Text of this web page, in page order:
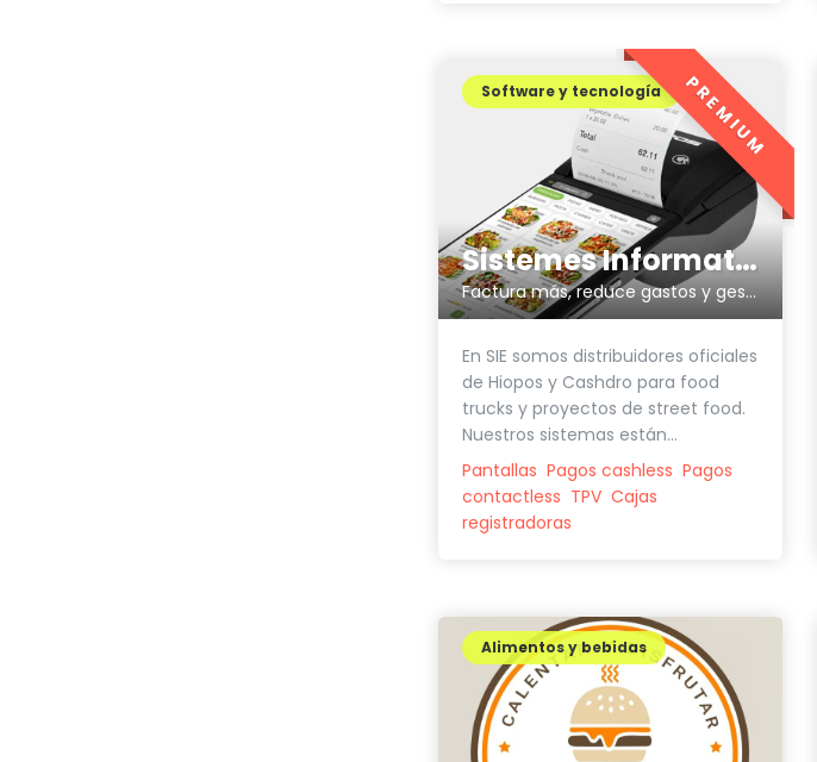
Sistemes Informatics Empordà SLL
Factura más, reduce gastos y gestiona más fácilmente tu negocio
Software y tecnología
En SIE somos distribuidores oficiales
de Hiopos y Cashdro para food
trucks y proyectos de street food.
Nuestros sistemas están...
Pantallas Pagos cashless Pagos
contactless TPV Cajas
registradoras
PREMIUM
Alimentos y bebidas